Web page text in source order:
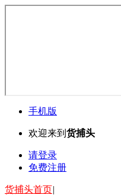
手机版
欢迎来到 货捕头
请登录
免费注册
货捕头首页|